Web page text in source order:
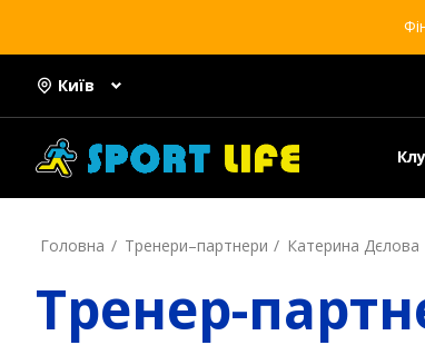
Київ
Головна Тренери–партнери Катерина Дєлова
Тренер-